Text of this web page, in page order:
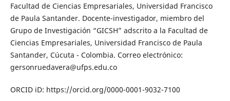
Facultad de Ciencias Empresariales, Universidad Francisco
de Paula Santander. Docente-investigador, miembro del
Grupo de Investigación “GICSH” adscrito a la Facultad de
Ciencias Empresariales, Universidad Francisco de Paula
Santander, Cúcuta - Colombia. Correo electrónico:
gersonruedavera@ufps.edu.co
ORCID iD: https://orcid.org/0000-0001-9032-7100